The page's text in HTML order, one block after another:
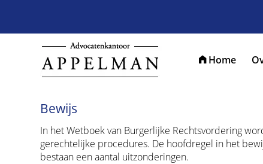
Home
Bewijs
In het Wetboek van Burgerlijke Rechtsvordering
gerechtelijke procedures. De hoofdregel in het
bestaan een aantal uitzonderingen.